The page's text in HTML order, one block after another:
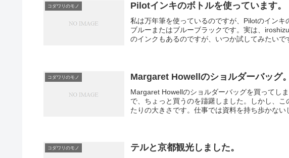
コダワリのモノ Pilotインキのボトルを使っています。
私は万年筆を使っているのですが、Pilotのイン
ブルーまたはブルーブラックです。実は、
のインクもあるのですが、いつか試してみたいで
コダワリのモノ Margaret Howellのショルダーバッグ。
Margaret Howellのショルダーバッグを買ってし
で、ちょっと買うのを躊躇しました。しかし、
たりの大きさです。仕事では資料を持ち歩かない
コダワリのモノ テルと京都観光しました。